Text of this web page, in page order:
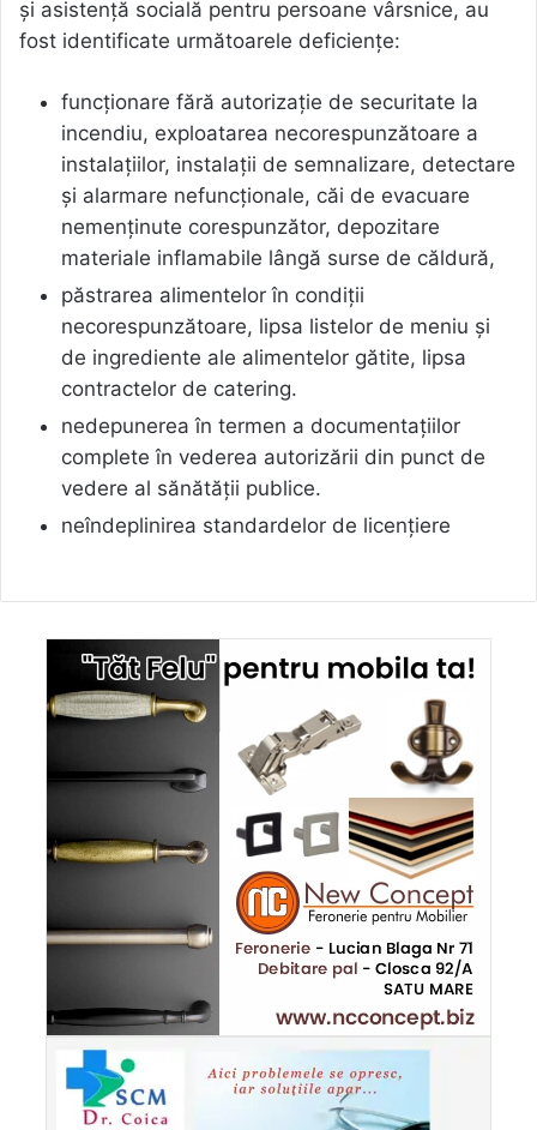
și asistență socială pentru persoane vârsnice, au
fost identificate următoarele deficiențe:
funcționare fără autorizație de securitate la
incendiu, exploatarea necorespunzătoare a
instalațiilor, instalații de semnalizare, detectare
și alarmare nefuncționale, căi de evacuare
nemenținute corespunzător, depozitare
materiale inflamabile lângă surse de căldură,
păstrarea alimentelor în condiții
necorespunzătoare, lipsa listelor de meniu și
de ingrediente ale alimentelor gătite, lipsa
contractelor de catering.
nedepunerea în termen a documentațiilor
complete în vederea autorizării din punct de
vedere al sănătății publice.
neîndeplinirea standardelor de licențiere